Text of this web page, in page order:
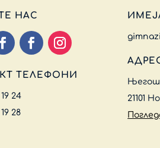
НАС
ТЕЛЕФОНИ
24
28
21101